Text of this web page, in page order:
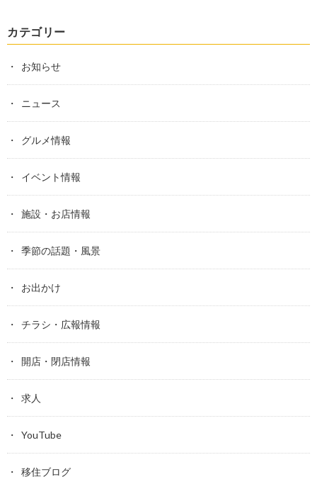
カテゴリー
お知らせ
ニュース
グルメ情報
イベント情報
施設・お店情報
季節の話題・風景
お出かけ
チラシ・広報情報
開店・閉店情報
求人
YouTube
移住ブログ